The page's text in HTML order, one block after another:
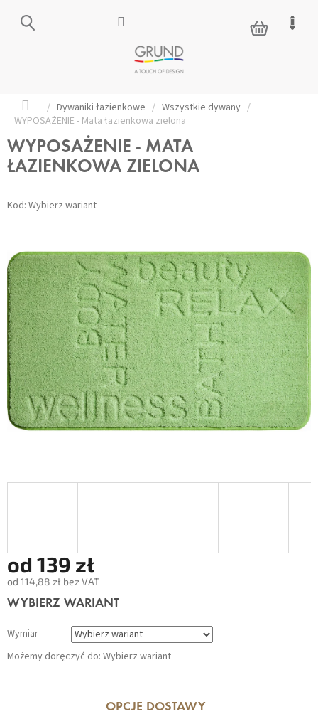
KOSZYK
Home
/ Dywaniki łazienkowe / Wszystkie dywany /
WYPOSAŻENIE - Mata łazienkowa zielona
WYPOSAŻENIE - MATA
ŁAZIENKOWA ZIELONA
Kod: Wybierz wariant
od 139 zł
od 114,88 zł bez VAT
Cena
WYBIERZ WARIANT
Wymiar
Możemy doręczyć do: Wybierz wariant
OPCJE DOSTAWY